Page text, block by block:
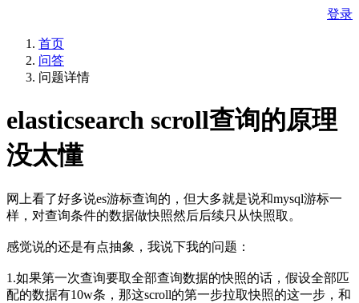
登录
首页
问答
问题详情
elasticsearch scroll查询的原理
没太懂
网上看了好多说es游标查询的，但大多就是说和mysql游标一
样，对查询条件的数据做快照然后后续只从快照取。
感觉说的还是有点抽象，我说下我的问题：
1.如果第一次查询要取全部查询数据的快照的话，假设全部匹
配的数据有10w条，那这scroll的第一步拉取快照的这一步，和